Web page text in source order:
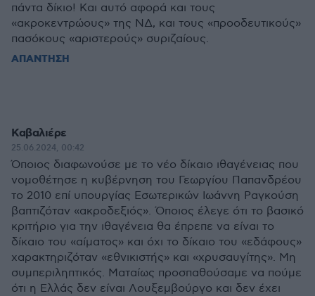
πάντα δίκιο! Και αυτό αφορά και τους
«ακροκεντρώους» της ΝΔ, και τους «προοδευτικούς»
πασόκους «αριστερούς» συριζαίους.
ΑΠΑΝΤΗΣΗ
Καβαλιέρε
25.06.2024, 00:42
Όποιος διαφωνούσε με το νέο δίκαιο ιθαγένειας που
νομοθέτησε η κυβέρνηση του Γεωργίου Παπανδρέου
το 2010 επί υπουργίας Εσωτερικών Ιωάννη Ραγκούση
βαπτιζόταν «ακροδεξιός». Όποιος έλεγε ότι το βασικό
κριτήριο για την ιθαγένεια θα έπρεπε να είναι το
δίκαιο του «αίματος» και όχι το δίκαιο του «εδάφους»
χαρακτηριζόταν «εθνικιστής» και «χρυσαυγίτης». Μη
συμπεριληπτικός. Ματαίως προσπαθούσαμε να πούμε
ότι η Ελλάς δεν είναι Λουξεμβούργο και δεν έχει